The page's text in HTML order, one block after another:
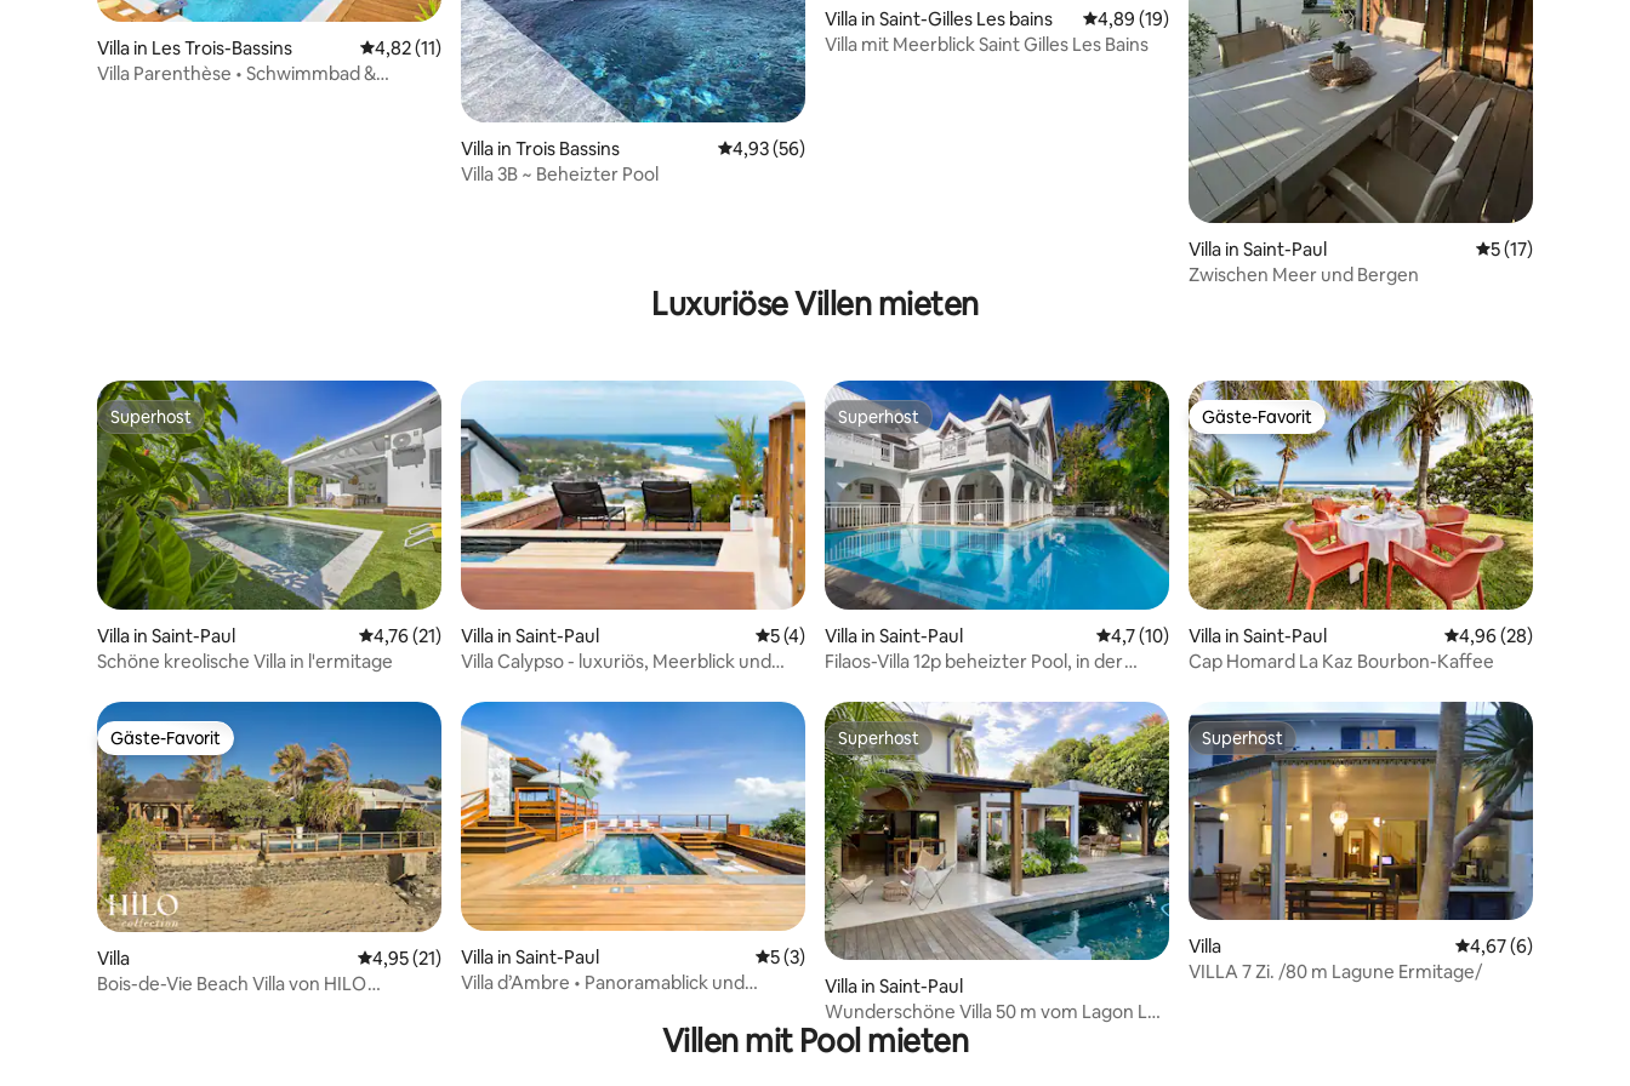
Villa in Les Trois-Bassins Durchschnittliche Bewertung: 4,82 von 5, 11 Bewertungen
4,82 (11)
Villa Parenthèse • Schwimmbad &
Villa in Trois Bassins Durchschnittliche Bewertung: 4,93 von 5, 56 Bewertungen
4,93 (56)
Villa 3B ~ Beheizter Pool
Villa in Saint-Gilles Les bains Durchschnittliche Bewertung: 4,89 von 5, 19 Bewertungen
4,89 (19)
Villa mit Meerblick Saint Gilles Les Bains
Villa in Saint-Paul Durchschnittliche
5 (17)
Zwischen Meer und Bergen
Luxuriöse Villen mieten
Superhost
Superhost
Villa in Saint-Paul Durchschnittliche Bewertung: 4,76 von 5, 21 Bewertungen
4,76 (21)
Schöne kreolische Villa in l'ermitage
Villa in Saint-Paul Durchschnittliche Bewertung: 5 von 5, 4 Bewertungen
5 (4)
Villa Calypso - luxuriös, Meerblick und
Superhost
Superhost
Villa in Saint-Paul Durchschnittliche Bewertung: 4,7 von 5, 10 Bewertungen
4,7 (10)
Filaos-Villa 12p beheizter Pool, in der
Gäste-Favorit
Gäste-Favorit
Villa in Saint-Paul Durchschnittliche
4,96 (28)
Cap Homard La Kaz Bourbon-Kaffee
Gäste-Favorit
Gäste-Favorit
Villa Durchschnittliche Bewertung: 4,95 von 5, 21 Bewertungen
4,95 (21)
Bois-de-Vie Beach Villa von HILO
Villa in Saint-Paul Durchschnittliche Bewertung: 5 von 5, 3 Bewertungen
5 (3)
Villa d’Ambre • Panoramablick und
Superhost
Superhost
Villa in Saint-Paul
Wunderschöne Villa 50 m vom Lagon La
Saline
Superhost
Superhost
Villa Durchschnittliche
4,67 (6)
VILLA 7 Zi. /80 m Lagune Ermitage/
Villen mit Pool mieten